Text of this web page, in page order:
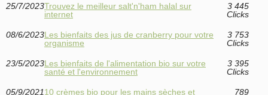
25/7/2023Trouvez le meilleur salt'n'ham halal sur
internet
3 445
Clicks
08/6/2023Les bienfaits des jus de cranberry pour votre
organisme
3 753
Clicks
23/5/2023Les bienfaits de l'alimentation bio sur votre
santé et l'environnement
3 395
Clicks
05/9/202110 crèmes bio pour les mains sèches et
789